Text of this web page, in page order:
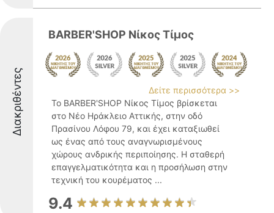
Διακριθέντες
BARBER'SHOP Νίκος Τίμος
Δείτε περισσότερα >>
Το BARBER'SHOP Νίκος Τίμος βρίσκεται
στο Νέο Ηράκλειο Αττικής, στην οδό
Πρασίνου Λόφου 79, και έχει καταξιωθεί
ως ένας από τους αναγνωρισμένους
χώρους ανδρικής περιποίησης. Η σταθερή
επαγγελματικότητα και η προσήλωση στην
τεχνική του κουρέματος ...
9.4